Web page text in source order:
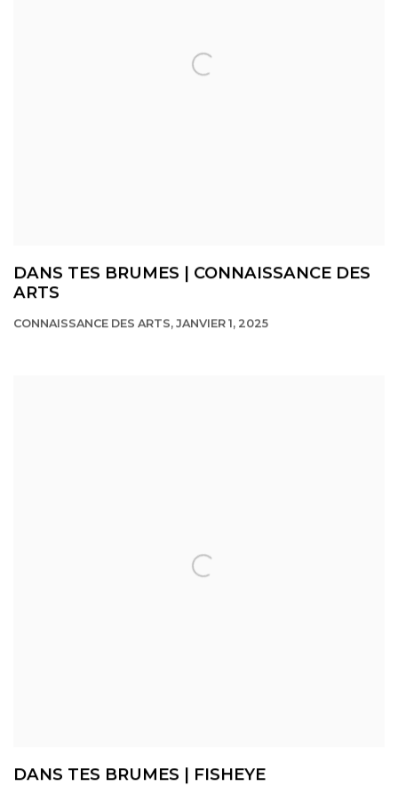
DANS TES BRUMES | CONNAISSANCE DES
ARTS
CONNAISSANCE DES ARTS, JANVIER 1, 2025
DANS TES BRUMES | FISHEYE